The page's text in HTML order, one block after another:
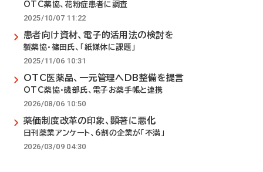
OTC薬協、花粉症患者に調査
2025/10/07 11:22
患者向け資材、電子的活用法の検討を
製薬協・篠田氏、「紙媒体に課題」
2025/11/06 10:31
OTC医薬品、一元管理へDB整備を提言
OTC薬協・磯部氏、電子お薬手帳と連携
2026/08/06 10:50
薬価制度改革の印象、顕著に悪化
日刊薬業アンケート、6割の企業が「不満」
2026/03/09 04:30